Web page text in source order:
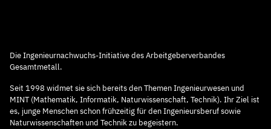
Die Ingenieurnachwuchs-Initiative des Arbeitgeberverbandes
Gesamtmetall.
Seit 1998 widmet sie sich bereits den Themen Ingenieurwesen und
MINT (Mathematik, Informatik, Naturwissenschaft, Technik). Ihr Ziel ist
es, junge Menschen schon frühzeitig für den Ingenieursberuf sowie
Naturwissenschaften und Technik zu begeistern.